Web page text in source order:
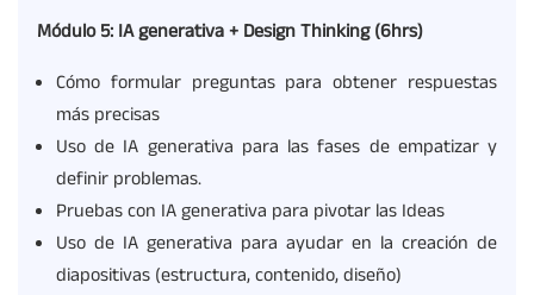
Módulo 5: IA generativa +DesignThinking(6hrs)
Cómo formular preguntas para obtener respuestas
más precisas
Uso de IA generativa para las fases de empatizar y
definir problemas.
Pruebas con IA generativa para pivotar las Ideas
Uso de IA generativa para ayudar en la creación de
diapositivas (estructura, contenido, diseño)